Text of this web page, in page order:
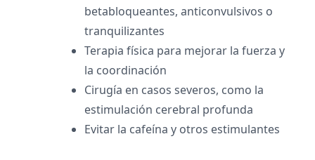
betabloqueantes, anticonvulsivos o
tranquilizantes
Terapia física para mejorar la fuerza y
la coordinación
Cirugía en casos severos, como la
estimulación cerebral profunda
Evitar la cafeína y otros estimulantes